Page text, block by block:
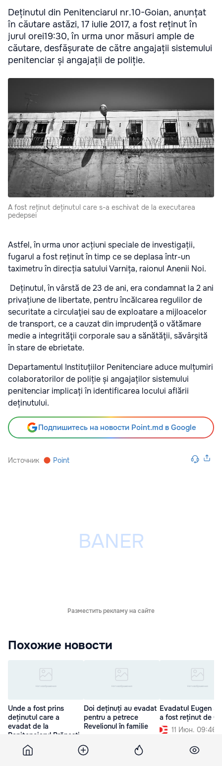
Deținutul din Penitenciarul nr.10-Goian, anunțat
în căutare astăzi, 17 iulie 2017, a fost reținut în
jurul orei19:30, în urma unor măsuri ample de
căutare, desfășurate de către angajații sistemului
penitenciar și angajații de poliție.
A fost reținut deținutul care s-a eschivat de la executarea
pedepsei
Astfel, în urma unor acțiuni speciale de investigații,
fugarul a fost reținut în timp ce se deplasa într-un
taximetru în direcția satului Varnița, raionul Anenii Noi.
Deținutul, în vârstă de 23 de ani, era condamnat la 2 ani
privațiune de libertate, pentru încălcarea regulilor de
securitate a circulaţiei sau de exploatare a mijloacelor
de transport, ce a cauzat din imprudenţă o vătămare
medie a integrităţii corporale sau a sănătăţii, săvârşită
în stare de ebrietate.
Departamentul Instituțiilor Penitenciare aduce mulțumiri
colaboratorilor de poliție și angajaților sistemului
penitenciar implicați în identificarea locului aflării
deținutului.
Подпишитесь на новости Point.md в Google
Источник Point
Разместить рекламу на сайте
Похожие новости
Unde a fost prins
deținutul care a
evadat de la
Penitenciarul Brănești
22 Мар. 23:26
Doi deținuți au evadat
pentru a petrece
Revelionul în familie
Evadatul Eugen
a fost reținut de
11 Июн. 09:46